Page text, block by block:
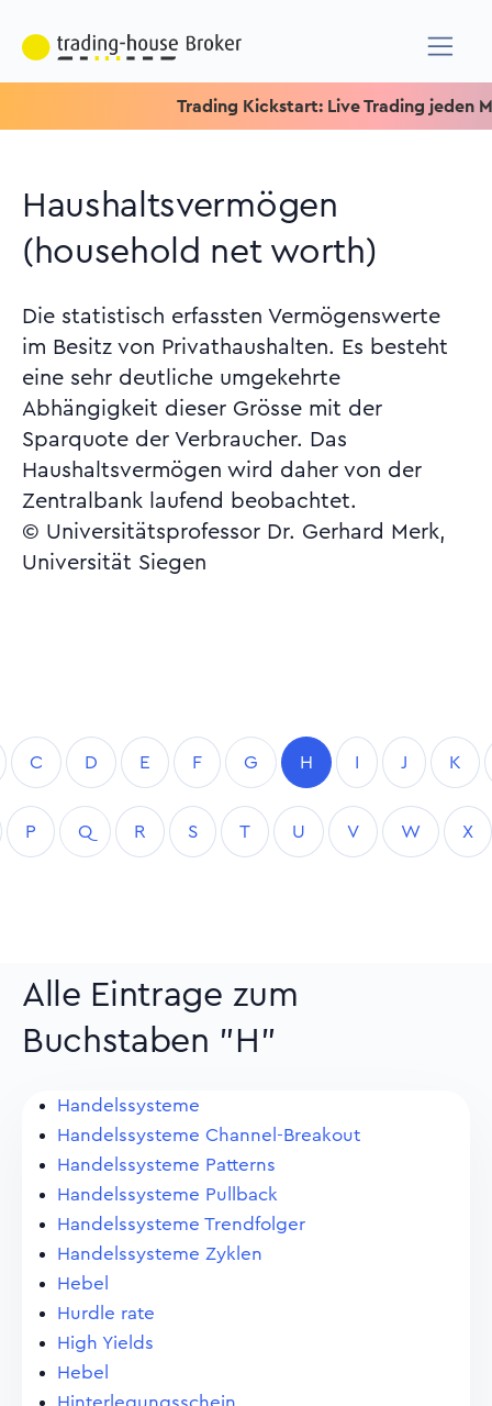
Trading Kickstart: Live Trading jeden
Haushaltsvermögen
(household net worth)
Die statistisch erfassten Vermögenswerte
im Besitz von Privathaushalten. Es besteht
eine sehr deutliche umgekehrte
Abhängigkeit dieser Grösse mit der
Sparquote der Verbraucher. Das
Haushaltsvermögen wird daher von der
Zentralbank laufend beobachtet.
© Universitätsprofessor Dr. Gerhard Merk,
Universität Siegen
C D E F G H I J K
P Q R S T U V W X
Alle Eintrage zum
Buchstaben "H"
Handelssysteme
Handelssysteme Channel-Breakout
Handelssysteme Patterns
Handelssysteme Pullback
Handelssysteme Trendfolger
Handelssysteme Zyklen
Hebel
Hurdle rate
High Yields
Hebel
Hinterlegungsschein